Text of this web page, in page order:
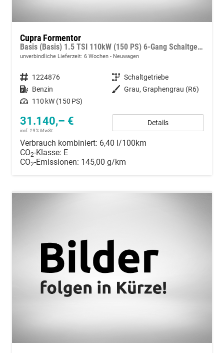
Cupra Formentor
Basis (Basis) 1.5 TSI 110kW (150 PS) 6-Gang Schaltgetriebe
unverbindliche Lieferzeit: 6 Wochen Neuwagen
Fahrzeugnummer 1224876 Getriebe Schaltgetriebe
Kraftstoff Benzin Außenfarbe Grau, Graphengrau (R6)
Leistung 110 kW (150 PS)
31.140,– €
incl. 19% MwSt.
Details
Verbrauch kombiniert: 6,40 l/100km
CO2-Klasse: E
CO2-Emissionen: 145,00 g/km